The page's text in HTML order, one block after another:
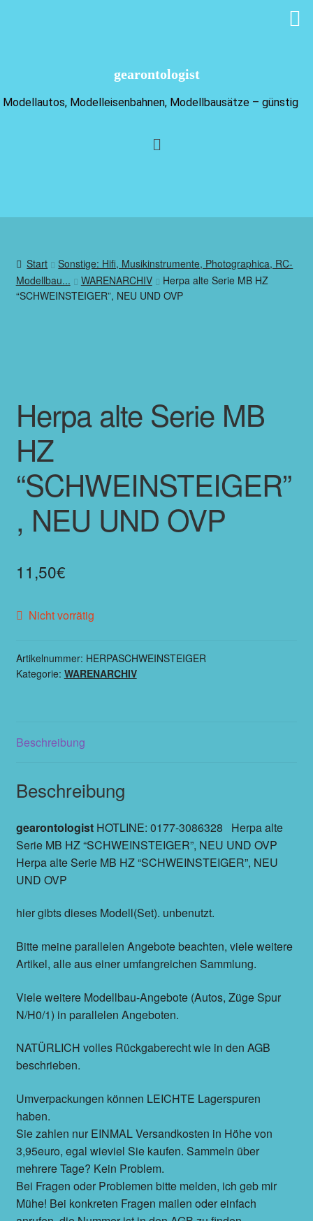
Modellautos, Modelleisenbahnen, Modellbausätze – günstig
Start
Sonstige: Hifi, Musikinstrumente, Photographica, RC-
Modellbau...
WARENARCHIV
Herpa alte Serie MB HZ
“SCHWEINSTEIGER”, NEU UND OVP
Herpa alte Serie MB
HZ
“SCHWEINSTEIGER”
, NEU UND OVP
11,50€
Nicht vorrätig
Artikelnummer: HERPASCHWEINSTEIGER
Kategorie: WARENARCHIV
Beschreibung
Beschreibung
gearontologistHOTLINE: 0177-3086328 Herpa alte
Serie MB HZ “SCHWEINSTEIGER”, NEU UND OVP
Herpa alte Serie MB HZ “SCHWEINSTEIGER”, NEU
UND OVP
hier gibts dieses Modell(Set). unbenutzt.
Bitte meine parallelen Angebote beachten, viele weitere
Artikel, alle aus einer umfangreichen Sammlung.
Viele weitere Modellbau-Angebote (Autos, Züge Spur
N/H0/1) in parallelen Angeboten.
NATÜRLICH volles Rückgaberecht wie in den AGB
beschrieben.
Umverpackungen können LEICHTE Lagerspuren
haben.
Sie zahlen nur EINMAL Versandkosten in Höhe von
3,95euro, egal wieviel Sie kaufen. Sammeln über
mehrere Tage? Kein Problem.
Bei Fragen oder Problemen bitte melden, ich geb mir
Mühe! Bei konkreten Fragen mailen oder einfach
gearontologist